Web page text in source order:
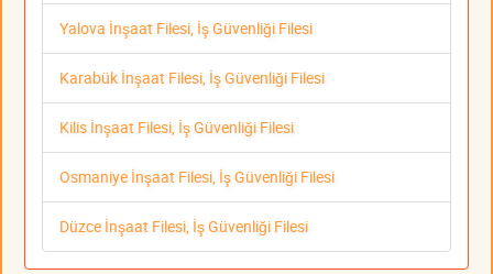
Yalova İnşaat Filesi, İş Güvenliği Filesi
Karabük İnşaat Filesi, İş Güvenliği Filesi
Kilis İnşaat Filesi, İş Güvenliği Filesi
Osmaniye İnşaat Filesi, İş Güvenliği Filesi
Düzce İnşaat Filesi, İş Güvenliği Filesi